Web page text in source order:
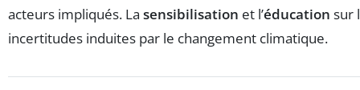
acteurs impliqués. La sensibilisation et l’éducation sur
incertitudes induites par le changement climatique.